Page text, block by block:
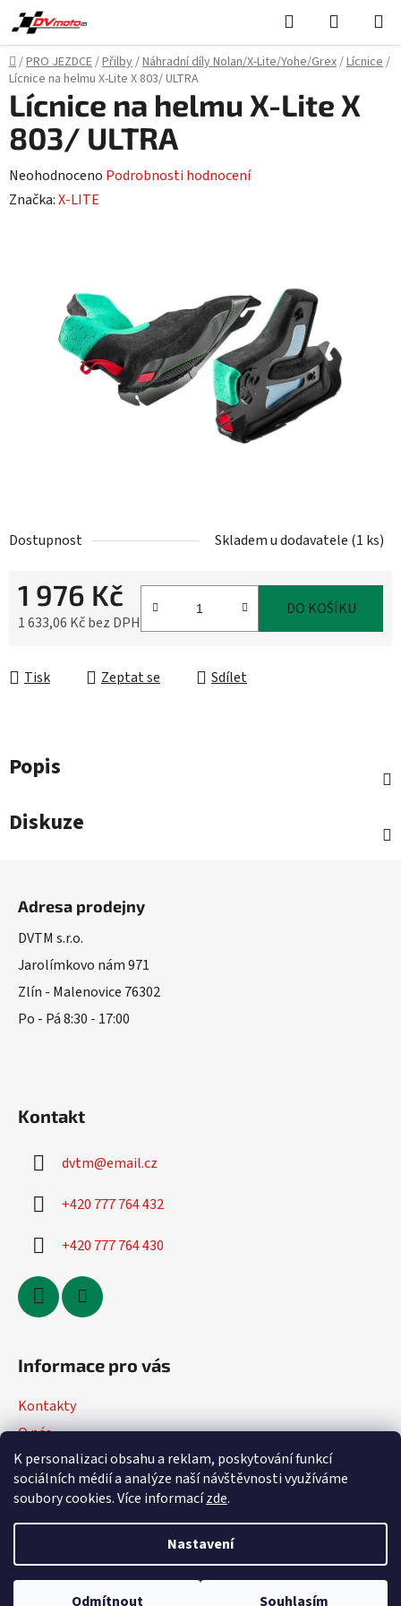
K personalizaci obsahu a reklam, poskytování funkcí
sociálních médií a analýze naší návštěvnosti využíváme
soubory cookies. Více informacízde.
Nastavení
Odmítnout Souhlasím
Přejít
na
obsah
Hledat
KOŠÍK
Domů
/PRO JEZDCE/Přilby/Náhradní díly Nolan/X-Lite/Yohe/Grex/Lícnice/
Lícnice na helmu X-Lite X 803/ ULTRA
Dostupnost Skladem u dodavatele (1 ks)
1 976 Kč
1 633,06 Kč bez DPH
DO KOŠÍKU
Tisk Zeptat se Sdílet
Lícnice na helmu X-Lite X
803/ ULTRA
Průměrné
hodnocení
hvězdiček.
Neohodnoceno Podrobnosti hodnocení
Značka:X-LITE
Popis
Diskuze
Adresa prodejny
DVTM s.r.o.
Jarolímkovo nám 971
Zlín - Malenovice 76302
Po - Pá 8:30 - 17:00
Kontakt
dvtm@email.cz
+420 777 764 432
+420 777 764 430
Informace pro vás
Kontakty
O nás
Jak nakupovat
Obchodní podmínky
Vytvořil Shoptet